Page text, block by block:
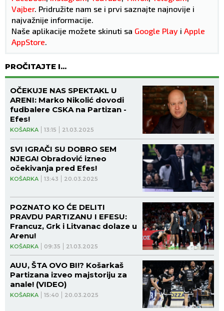
Vajber. Pridružite nam se i prvi saznajte najnovije i
najvažnije informacije.
Naše aplikacije možete skinuti sa Google Play i Apple
AppStore.
PROČITAJTE I...
KOŠARKA 13:15 21.03.2025
OČEKUJE NAS SPEKTAKL U
ARENI: Marko Nikolić dovodi
fudbalere CSKA na Partizan -
Efes!
KOŠARKA 13:43 20.03.2025
SVI IGRAČI SU DOBRO SEM
NJEGA! Obradović izneo
očekivanja pred Efes!
KOŠARKA 09:35 21.03.2025
POZNATO KO ĆE DELITI
PRAVDU PARTIZANU I EFESU:
Francuz, Grk i Litvanac dolaze u
Arenu!
KOŠARKA 15:40 20.03.2025
AUU, ŠTA OVO BI!? Košarkaš
Partizana izveo majstoriju za
anale! (VIDEO)